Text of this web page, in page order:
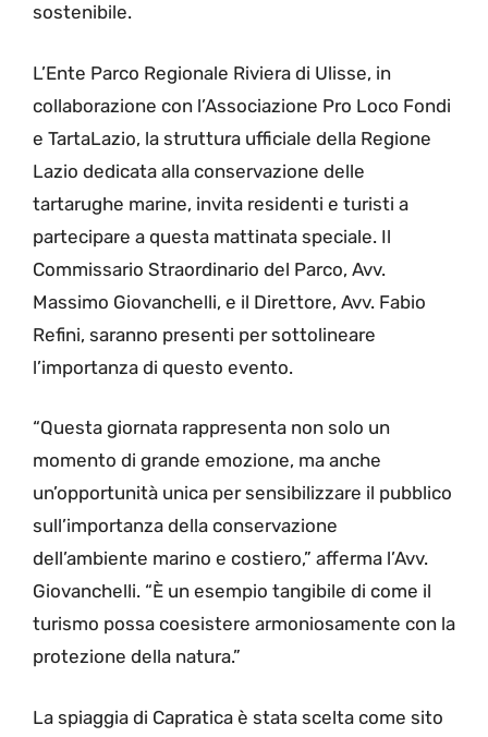
sostenibile.
L’Ente Parco Regionale Riviera di Ulisse, in
collaborazione con l’Associazione Pro Loco Fondi
e TartaLazio, la struttura ufficiale della Regione
Lazio dedicata alla conservazione delle
tartarughe marine, invita residenti e turisti a
partecipare a questa mattinata speciale. Il
Commissario Straordinario del Parco, Avv.
Massimo Giovanchelli, e il Direttore, Avv. Fabio
Refini, saranno presenti per sottolineare
l’importanza di questo evento.
“Questa giornata rappresenta non solo un
momento di grande emozione, ma anche
un’opportunità unica per sensibilizzare il pubblico
sull’importanza della conservazione
dell’ambiente marino e costiero,” afferma l’Avv.
Giovanchelli. “È un esempio tangibile di come il
turismo possa coesistere armoniosamente con la
protezione della natura.”
La spiaggia di Capratica è stata scelta come sito